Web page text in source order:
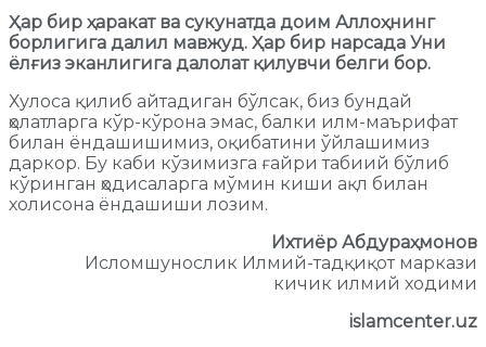
Ҳар бир ҳаракат ва сукунатда доим Аллоҳнинг
борлигига далил мавжуд. Ҳар бир нарсада Уни
ёлғиз эканлигига далолат қилувчи белги бор.
Хулоса қилиб айтадиган бўлсак, биз бундай
ҳолатларга кўр-кўрона эмас, балки илм-маърифат
билан ёндашишимиз, оқибатини ўйлашимиз
даркор. Бу каби кўзимизга ғайри табиий бўлиб
кўринган ҳодисаларга мўмин киши ақл билан
холисона ёндашиши лозим.
Ихтиёр Абдураҳмонов
Исломшунослик Илмий-тадқиқот маркази
кичик илмий ходими
islamcenter.uz